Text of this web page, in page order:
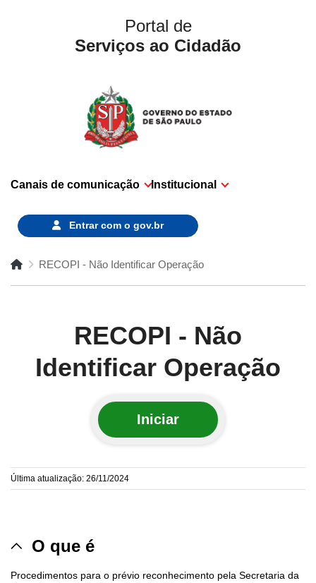
Portal de
Serviços ao Cidadão
Canais de comunicação Institucional
Entrar com o gov.br
RECOPI - Não Identificar Operação
RECOPI - Não
Identificar Operação
Iniciar
Última atualização: 26/11/2024
O que é
Procedimentos para o prévio reconhecimento pela Secretaria da